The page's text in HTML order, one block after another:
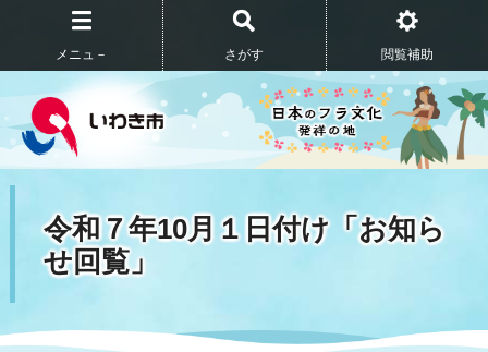
メニュ－ さがす 閲覧補助
令和７年10月１日付け「お知ら
せ回覧」